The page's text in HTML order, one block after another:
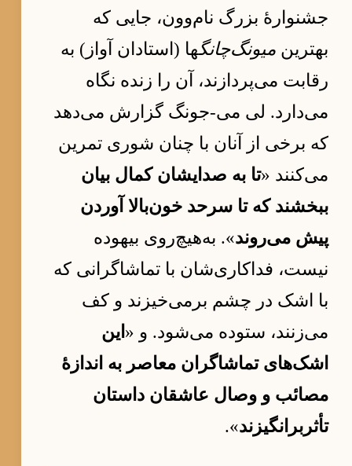
جشنوارهٔ بزرگ نام‌وون، جایی که
بهترین میونگ‌چانگها (استادان آواز) به
رقابت می‌پردازند، آن را زنده نگاه
می‌دارد. لی می-جونگ گزارش می‌دهد
که برخی از آنان با چنان شوری تمرین
می‌کنند «تا به صدایشان کمال بیان
ببخشند که تا سرحد خون‌بالا آوردن
پیش می‌روند». به‌هیچ‌روی بیهوده
نیست، فداکاری‌شان با تماشاگرانی که
با اشک در چشم برمی‌خیزند و کف
می‌زنند، ستوده می‌شود. و « این
اشک‌های تماشاگران معاصر به اندازهٔ
مصائب و وصال عاشقان داستان
تأثربرانگیزند».